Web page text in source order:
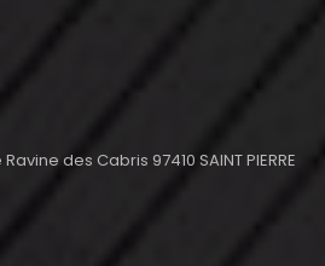
des Cabris 97410 SAINT PIERRE